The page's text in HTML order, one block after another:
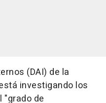
(DAI) de la
investigando los
"grado de